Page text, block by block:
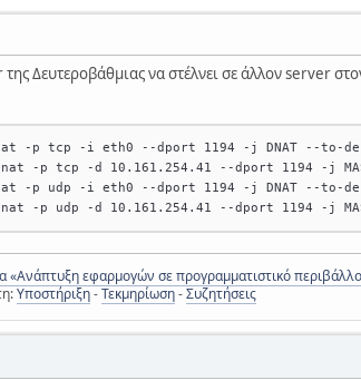
Δευτεροβάθμιας να στέλνει σε άλλον server
nat -p tcp -i eth0 --dport 1194 -j DNAT --to-
-p tcp -d 10.161.254.41 --dport 1194 -j
nat -p udp -i eth0 --dport 1194 -j DNAT --to-
-p udp -d 10.161.254.41 --dport 1194 -j
«Ανάπτυξη εφαρμογών σε προγραμματιστικό
Υποστήριξη-Τεκμηρίωση-Συζητήσεις